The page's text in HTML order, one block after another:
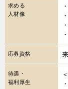
求める
人材像
応募資格
待遇・
福利厚生